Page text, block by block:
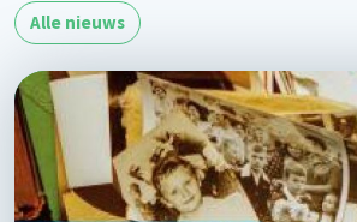
Alle nieuws